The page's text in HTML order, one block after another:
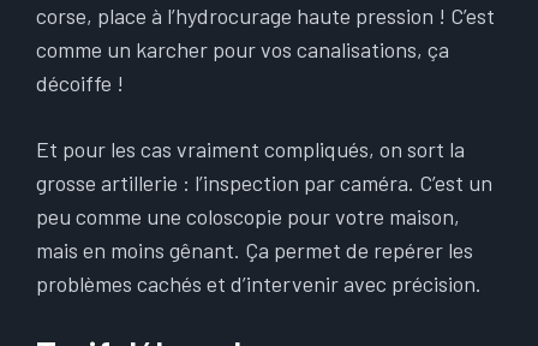
corse, place à l’hydrocurage haute pression ! C’est
comme un karcher pour vos canalisations, ça
décoiffe !
Et pour les cas vraiment compliqués, on sort la
grosse artillerie : l’inspection par caméra. C’est un
peu comme une coloscopie pour votre maison,
mais en moins gênant. Ça permet de repérer les
problèmes cachés et d’intervenir avec précision.